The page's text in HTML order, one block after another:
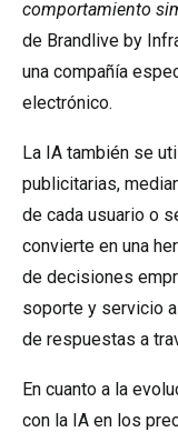
comportamiento
de Brandlive by
una compañía
electrónico.
La IA también se
publicitarias,
de cada usuario o
convierte en una
de decisiones
soporte y servicio
de respuestas a
En cuanto a la
con la IA en los